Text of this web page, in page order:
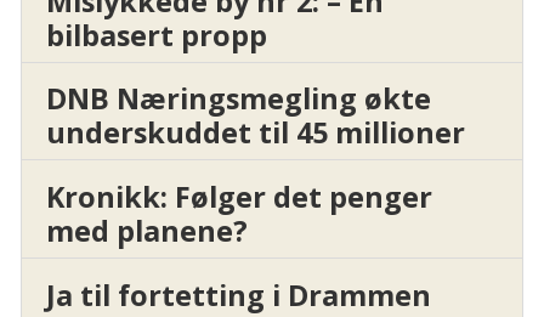
bilbasert propp
DNB Næringsmegling økte
underskuddet til 45 millioner
Kronikk: Følger det penger
med planene?
Ja til fortetting i Drammen